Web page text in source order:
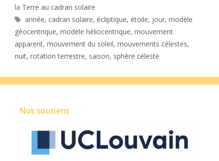
la Terre au cadran solaire
Étiquettes
année, cadran solaire, écliptique, étoile, jour,modèle
géocentrique, modèle héliocentrique, mouvement
apparent, mouvement du soleil, mouvements célestes,
nuit, rotation terrestre, saison, sphère céleste
Nos soutiens